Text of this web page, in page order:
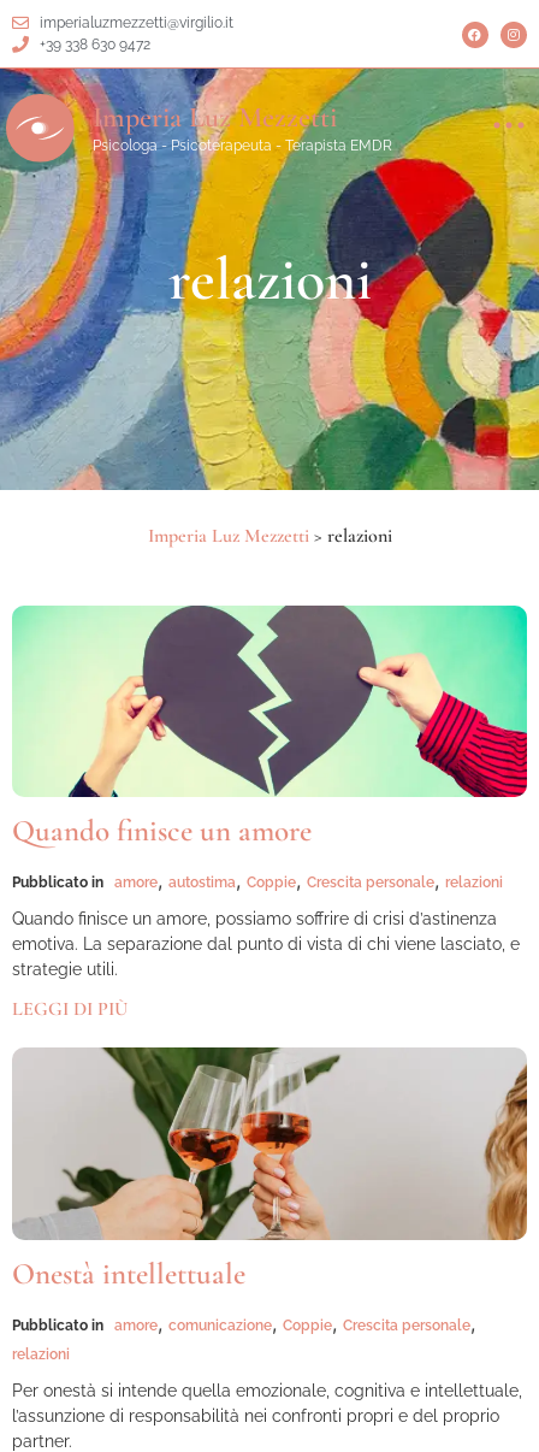
imperialuzmezzetti@virgilio.it
+39 338 630 9472
Imperia Luz Mezzetti
Psicologa - Psicoterapeuta - Terapista EMDR
relazioni
Imperia Luz Mezzetti> relazioni
Quando finisce un amore
Pubblicato in amore, autostima, Coppie, Crescita personale, relazioni
Quando finisce un amore, possiamo soffrire di crisi d’astinenza
emotiva. La separazione dal punto di vista di chi viene lasciato, e
strategie utili.
LEGGI DI PIÙ
Onestà intellettuale
Pubblicato in amore, comunicazione, Coppie, Crescita personale,
relazioni
Per onestà si intende quella emozionale, cognitiva e intellettuale,
l’assunzione di responsabilità nei confronti propri e del proprio
partner.